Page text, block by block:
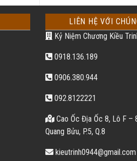
LIÊN HỆ VỚI
Kỷ Niệm Chương Kiều
0918.136.189
0906.380.944
092.8122221
Cao Ốc Địa Ốc 8, Lô F –
Quang Bửu, P.5, Q.8
kieutrinh0944@gmail.com